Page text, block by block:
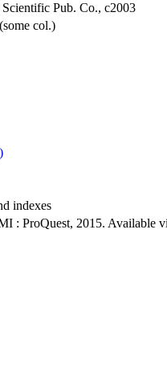
Pub. Co., c2003
col.)
indexes
: ProQuest, 2015. Available